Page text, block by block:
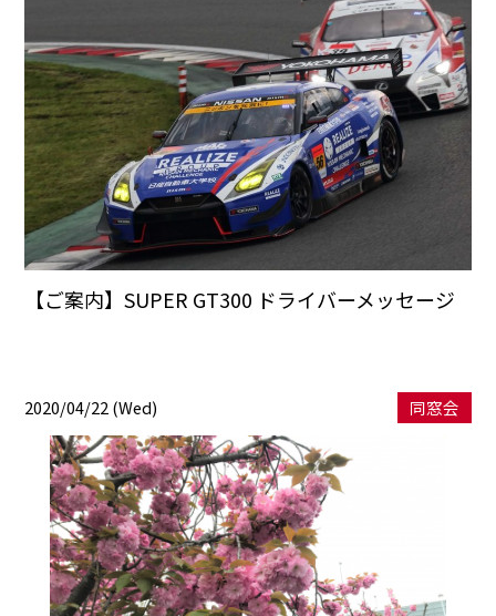
【ご案内】SUPER GT300 ドライバーメッセージ
2020/04/22 (Wed) 同窓会